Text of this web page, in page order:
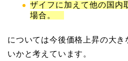
ザイフに加えて他の国内
場合。
については今後価格上昇の大き
いかと考えています。